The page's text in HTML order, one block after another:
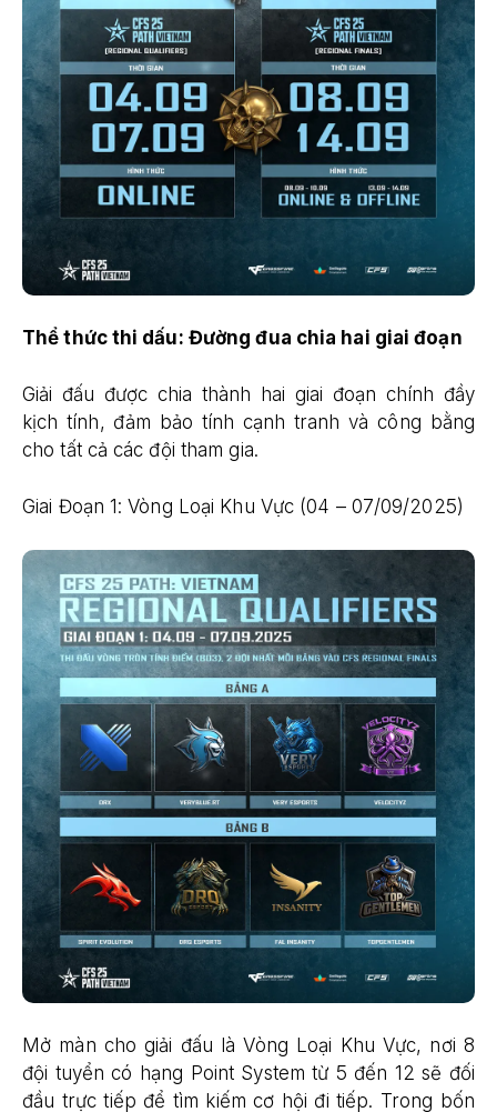
Thể thức thi dấu: Đường đua chia hai giai đoạn
Giải đấu được chia thành hai giai đoạn chính đầy
kịch tính, đảm bảo tính cạnh tranh và công bằng
cho tất cả các đội tham gia.
Giai Đoạn 1: Vòng Loại Khu Vực (04 – 07/09/2025)
Mở màn cho giải đấu là Vòng Loại Khu Vực, nơi 8
đội tuyển có hạng Point System từ 5 đến 12 sẽ đối
đầu trực tiếp để tìm kiếm cơ hội đi tiếp. Trong bốn